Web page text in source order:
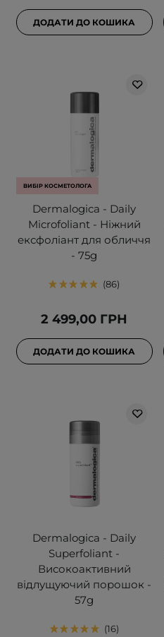
ДОДАТИ ДО КОШИКА
ВИБІР КОСМЕТОЛОГА
Dermalogica - Daily
Microfoliant - Ніжний
ексфоліант для обличчя
- 75g
86
2 499,00 ГРН
ДОДАТИ ДО КОШИКА
Dermalogica - Daily
Superfoliant -
Високоактивний
відлущуючий порошок -
57g
16